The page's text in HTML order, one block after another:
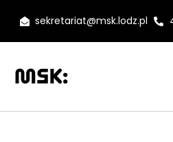
sekretariat@msk.lodz.pl